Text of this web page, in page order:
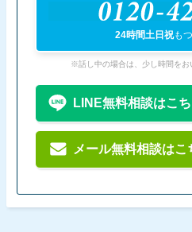
0120-
24時間土日祝も
※話し中の場合は、少し時間をお
LINE無料相談はこ
メール無料相談はこ